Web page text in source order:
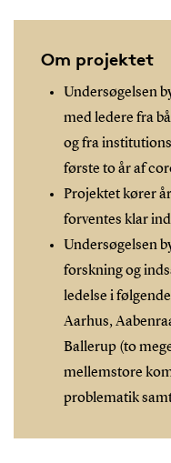
Om projektet
Undersøgelsen
med ledere fra
og fra
første to år af
Projektet kører
forventes klar
Undersøgelsen
forskning og
ledelse i
Aarhus,
Ballerup (to
mellemstore
problematik